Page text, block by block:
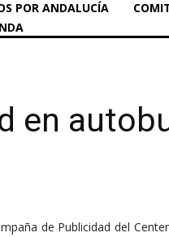
POR ANDALUCÍA
en
de Publicidad del